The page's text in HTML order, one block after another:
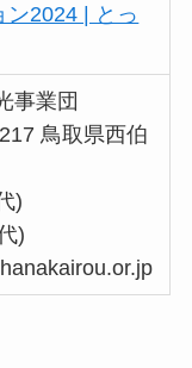
ン2024 | とっ
事業団
鳥取県西伯
)
)